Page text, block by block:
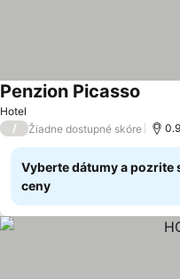
Hotel
Penzion Picasso
/ Žiadne dostupné skóre
Vyberte dátumy a pozrite
ceny